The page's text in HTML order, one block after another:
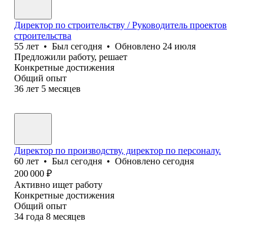
Директор по строительству / Руководитель проектов
строительства
55 лет • Был сегодня • Обновлено 24 июля
Предложили работу, решает
Конкретные достижения
Общий опыт
36 лет 5 месяцев
Директор по производству, директор по персоналу.
60 лет • Был сегодня • Обновлено сегодня
200 000 ₽
Активно ищет работу
Конкретные достижения
Общий опыт
34 года 8 месяцев